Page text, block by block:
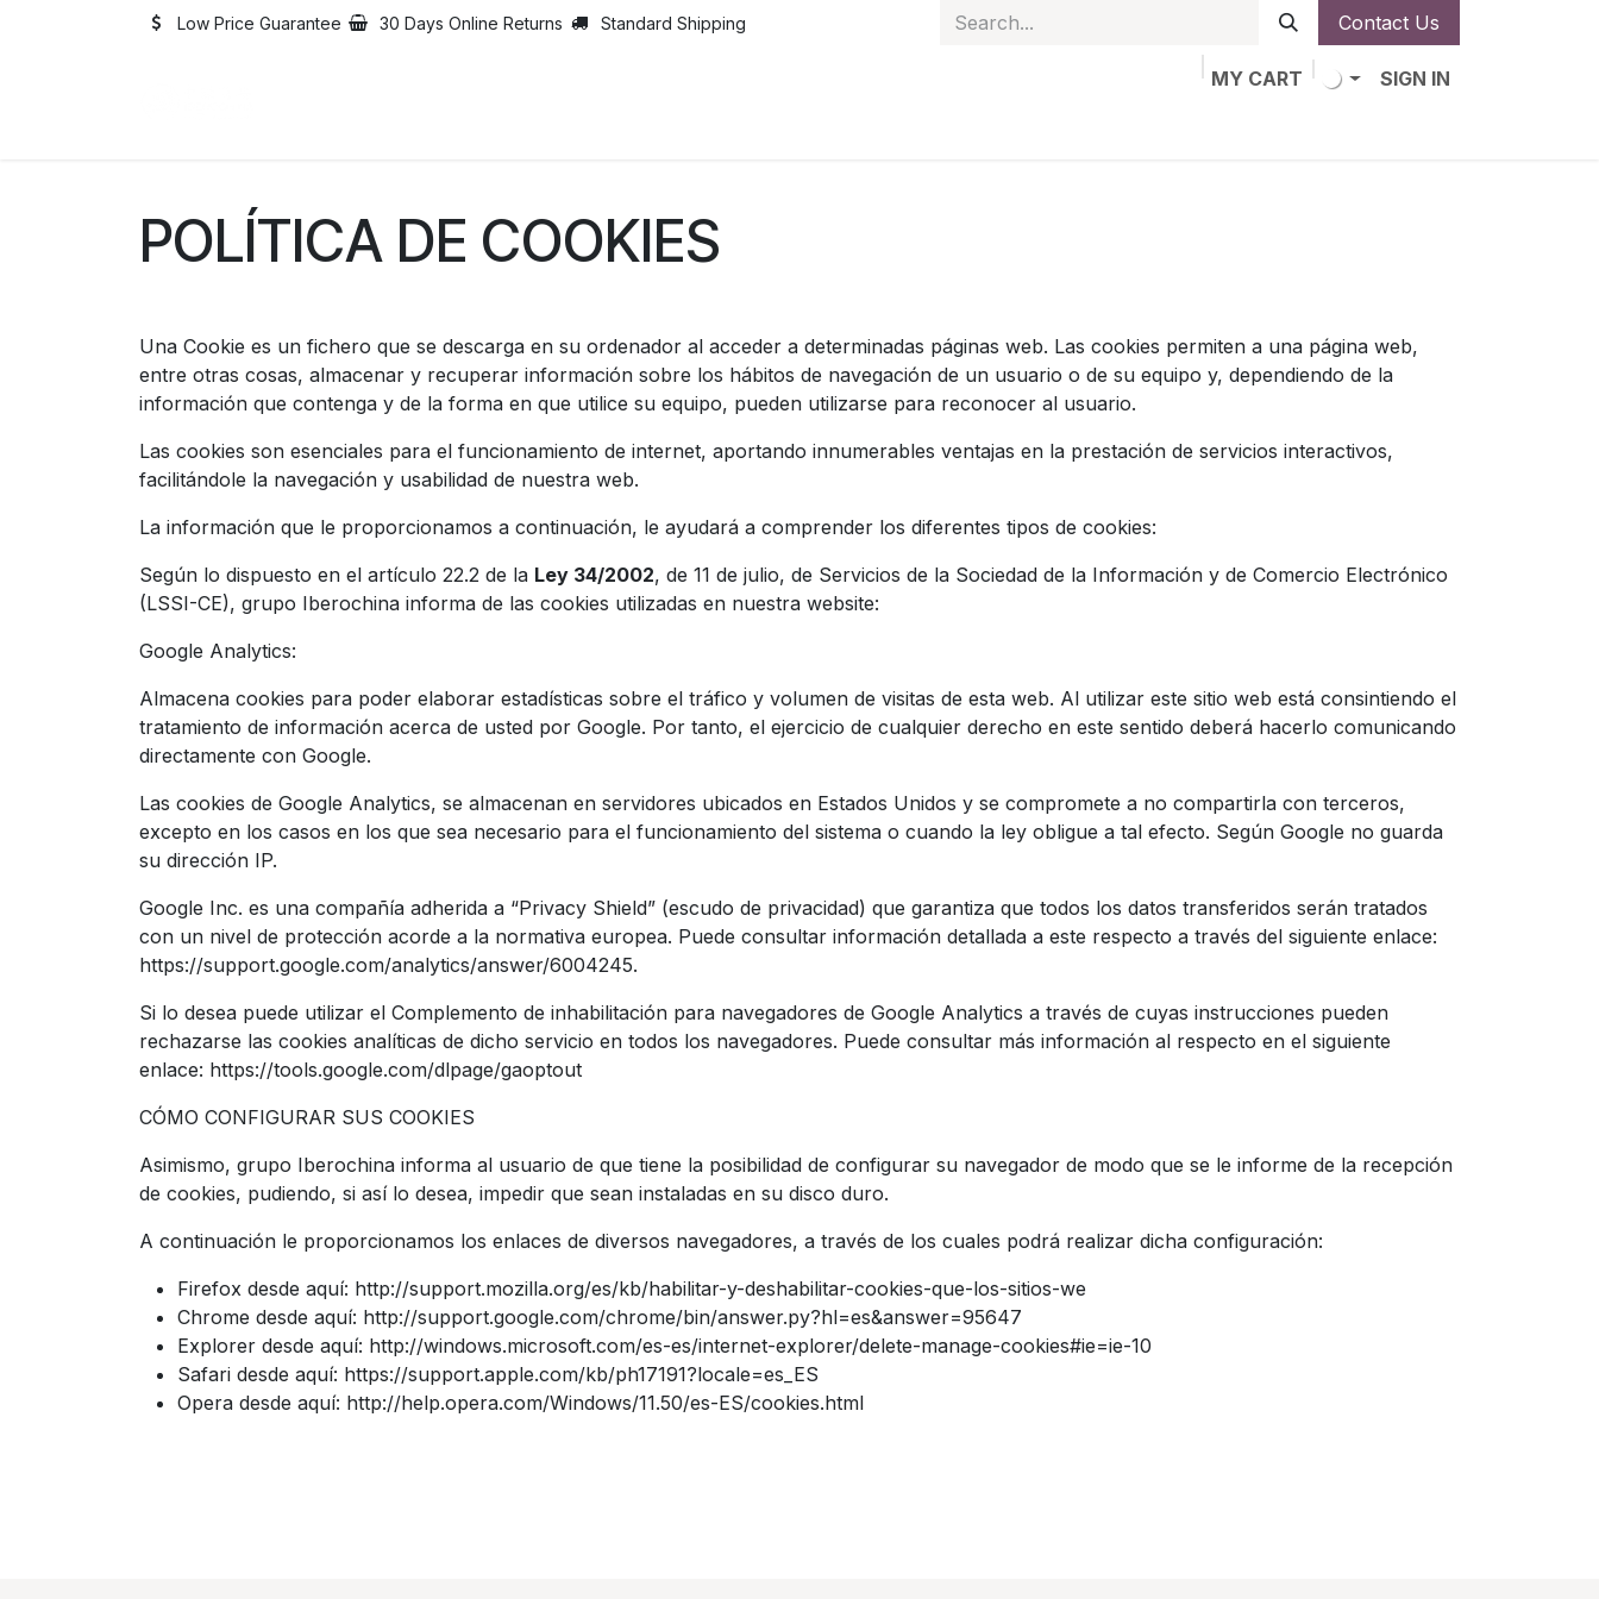
Low Price Guarantee 30 Days Online Returns Standard Shipping Contact Us
MY CART
SIGN IN
POLÍTICA DE COOKIES
Una Cookie es un fichero que se descarga en su ordenador al acceder a determinadas páginas web. Las cookies permiten a una página web,
entre otras cosas, almacenar y recuperar información sobre los hábitos de navegación de un usuario o de su equipo y, dependiendo de la
información que contenga y de la forma en que utilice su equipo, pueden utilizarse para reconocer al usuario.
Las cookies son esenciales para el funcionamiento de internet, aportando innumerables ventajas en la prestación de servicios interactivos,
facilitándole la navegación y usabilidad de nuestra web.
La información que le proporcionamos a continuación, le ayudará a comprender los diferentes tipos de cookies:
Según lo dispuesto en el artículo 22.2 de la Ley 34/2002, de 11 de julio, de Servicios de la Sociedad de la Información y de Comercio Electrónico
(LSSI-CE), grupo Iberochina informa de las cookies utilizadas en nuestra website:
Google Analytics:
Almacena cookies para poder elaborar estadísticas sobre el tráfico y volumen de visitas de esta web. Al utilizar este sitio web está consintiendo el
tratamiento de información acerca de usted por Google. Por tanto, el ejercicio de cualquier derecho en este sentido deberá hacerlo comunicando
directamente con Google.
Las cookies de Google Analytics, se almacenan en servidores ubicados en Estados Unidos y se compromete a no compartirla con terceros,
excepto en los casos en los que sea necesario para el funcionamiento del sistema o cuando la ley obligue a tal efecto. Según Google no guarda
su dirección IP.
Google Inc. es una compañía adherida a “Privacy Shield” (escudo de privacidad) que garantiza que todos los datos transferidos serán tratados
con un nivel de protección acorde a la normativa europea. Puede consultar información detallada a este respecto a través del siguiente enlace:
https://support.google.com/analytics/answer/6004245.
Si lo desea puede utilizar el Complemento de inhabilitación para navegadores de Google Analytics a través de cuyas instrucciones pueden
rechazarse las cookies analíticas de dicho servicio en todos los navegadores. Puede consultar más información al respecto en el siguiente
enlace: https://tools.google.com/dlpage/gaoptout
CÓMO CONFIGURAR SUS COOKIES
Asimismo, grupo Iberochina informa al usuario de que tiene la posibilidad de configurar su navegador de modo que se le informe de la recepción
de cookies, pudiendo, si así lo desea, impedir que sean instaladas en su disco duro.
A continuación le proporcionamos los enlaces de diversos navegadores, a través de los cuales podrá realizar dicha configuración:
Firefox desde aquí: http://support.mozilla.org/es/kb/habilitar-y-deshabilitar-cookies-que-los-sitios-we
Chrome desde aquí: http://support.google.com/chrome/bin/answer.py?hl=es&answer=95647
Explorer desde aquí: http://windows.microsoft.com/es-es/internet-explorer/delete-manage-cookies#ie=ie-10
Safari desde aquí: https://support.apple.com/kb/ph17191?locale=es_ES
Opera desde aquí: http://help.opera.com/Windows/11.50/es-ES/cookies.html